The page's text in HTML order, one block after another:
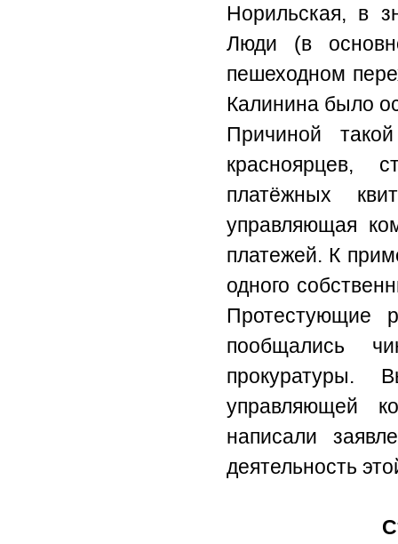
Норильская, в
Люди (в
пешеходном
Калинина было
Причиной
красноярцев,
платёжных
управляющая
платежей. К
одного
Протестующие
пообщались
прокуратуры.
управляющей
написали
деятельность